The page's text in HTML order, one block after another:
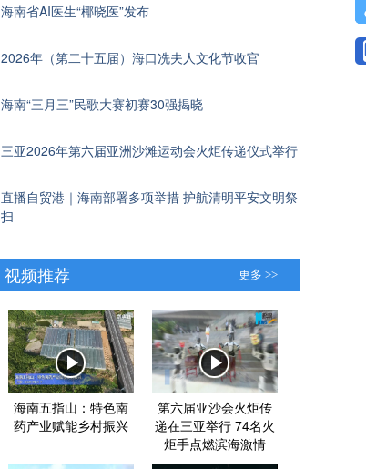
海南省AI医生“椰晓医”发布
2026年（第二十五届）海口冼夫人文化节收官
海南“三月三”民歌大赛初赛30强揭晓
三亚2026年第六届亚洲沙滩运动会火炬传递仪式举行
直播自贸港｜海南部署多项举措 护航清明平安文明祭
扫
视频推荐 更多 >>
海南五指山：特色南
药产业赋能乡村振兴
第六届亚沙会火炬传
递在三亚举行 74名火
炬手点燃滨海激情